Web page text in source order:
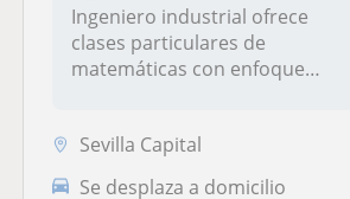
Ingeniero industrial ofrece
clases particulares de
matemáticas con enfoque
Sevilla Capital
Se desplaza a domicilio